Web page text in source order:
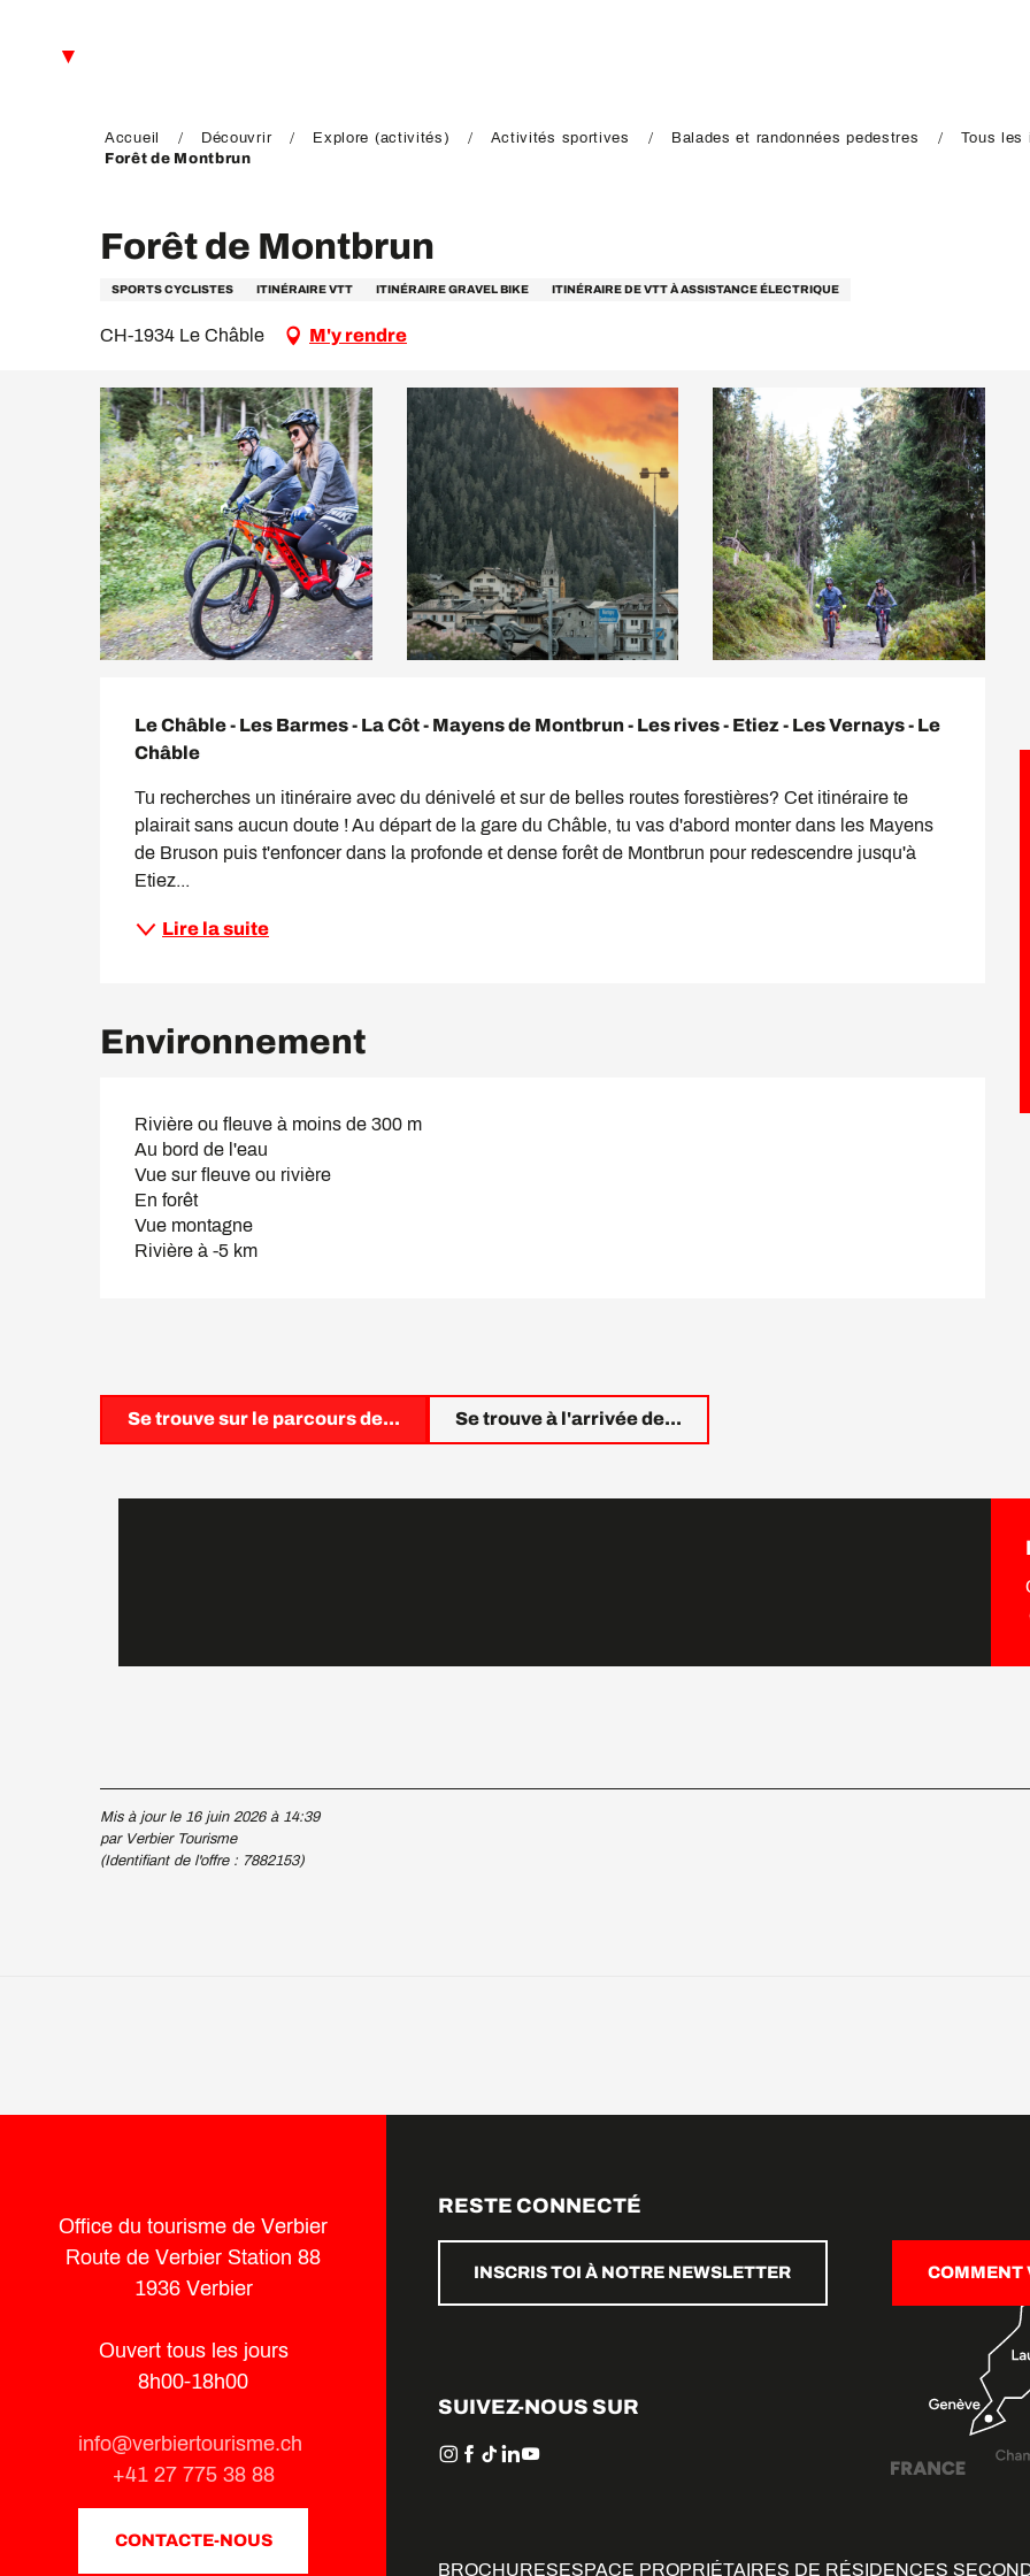
Accueil Découvrir Explore (activités) Activités sportives Balades et randonnées pedestres
Tous les
Forêt de Montbrun
Forêt de Montbrun
SPORTS CYCLISTES ITINÉRAIRE VTT ITINÉRAIRE GRAVEL BIKE ITINÉRAIRE DE VTT À ASSISTANCE ÉLECTRIQUE
CH-1934 Le Châble M'y rendre
Le Châble - Les Barmes - La Côt - Mayens de Montbrun - Les rives - Etiez - Les Vernays - Le
Châble
Tu recherches un itinéraire avec du dénivelé et sur de belles routes forestières? Cet itinéraire te
plairait sans aucun doute ! Au départ de la gare du Châble, tu vas d'abord monter dans les Mayens
de Bruson puis t'enfoncer dans la profonde et dense forêt de Montbrun pour redescendre jusqu'à
Etiez...
Lire la suite
Environnement
Rivière ou fleuve à moins de 300 m
Au bord de l'eau
Vue sur fleuve ou rivière
En forêt
Vue montagne
Rivière à -5 km
Se trouve sur le parcours de... Se trouve à l'arrivée de...
Mis à jour le 16 juin 2026 à 14:39
par Verbier Tourisme
(Identifiant de l'offre : 7882153)
Office du tourisme de Verbier
Route de Verbier Station 88
1936 Verbier
Ouvert tous les jours
8h00-18h00
info@verbiertourisme.ch
+41 27 775 38 88
CONTACTE-NOUS
RESTE CONNECTÉ
INSCRIS TOI À NOTRE NEWSLETTER COMMENT
SUIVEZ-NOUS SUR
BROCHURESESPACE PROPRIÉTAIRES DE RÉSIDENCES